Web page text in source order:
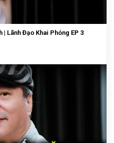
| Lãnh Đạo Khai Phóng EP 3